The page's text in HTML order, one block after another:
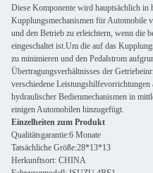
Diese Komponente wird hauptsächlich in
Kupplungsmechanismen für Automobile
und den Betrieb zu erleichtern, wenn die
eingeschaltet ist.Um die auf das
zu minimieren und den Pedalstrom
Übertragungsverhältnisses der
verschiedene
hydraulischer Bedienmechanismen in
einigen Automobilen hinzugefügt.
Einzelheiten zum Produkt
Qualitätsgarantie:6 Monate
Tatsächliche Größe:28*13*13
Herkunftsort: CHINA